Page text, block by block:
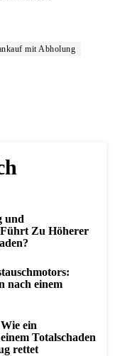
mit Abholung
und
Führt Zu Höherer
nach einem
ein
Totalschaden
rettet